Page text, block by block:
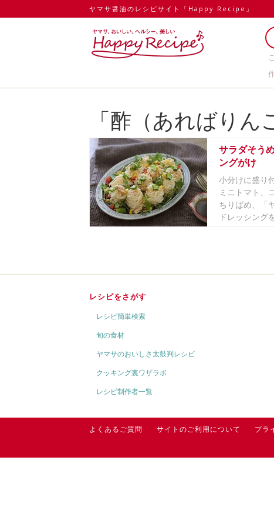
ヤマサ醤油のレシピサイト「Happy Recipe」
「酢（あればり
サラダそう
ングがけ
小分けに盛り
ミニトマト、
ちりばめ、「
ドレッシング
レシピをさがす
レシピ簡単検索
旬の食材
ヤマサのおいしさ太鼓判レシピ
クッキング裏ワザラボ
レシピ制作者一覧
よくあるご質問 サイトのご利用について プラ